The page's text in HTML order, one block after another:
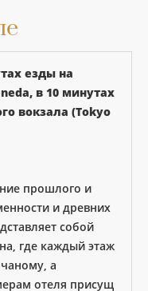
езды на
в 10 минутах
вокзала (Tokyo
прошлого и
и древних
собой
где каждый этаж
а
отеля присущ